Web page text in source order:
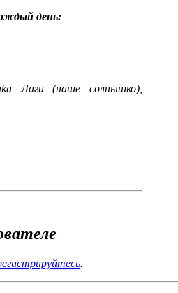
день:
Лаги (наше солнышко),
поучаствовать!
Вы придумываете свой
.